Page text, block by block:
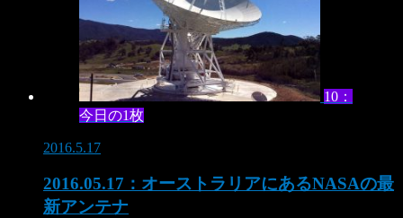
10：
今日の1枚
2016.5.17
2016.05.17：オーストラリアにあるNASAの最
新アンテナ